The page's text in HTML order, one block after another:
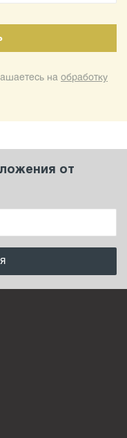
на обработку
от